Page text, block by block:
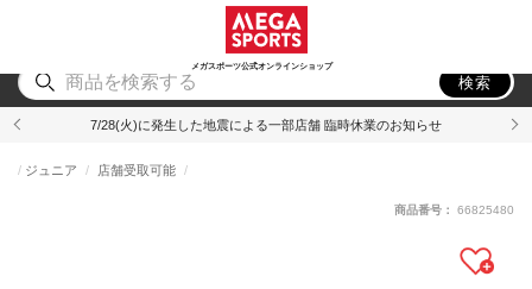
メガスポーツ公式オンラインショップ
アウトドア
検索
7/28(火)に発生した地震による一部店舗 臨時休業のお知らせ
ジュニア 店舗受取可能
商品番号： 66825480